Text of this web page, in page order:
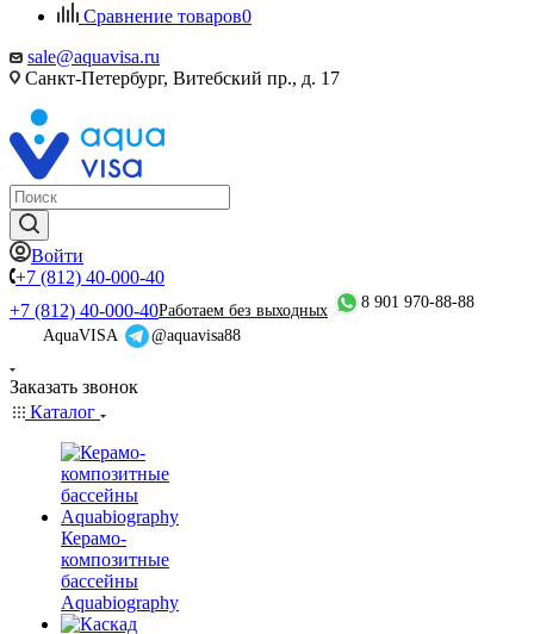
Сравнение товаров0
sale@aquavisa.ru
Санкт-Петербург, Витебский пр., д. 17
Войти
+7 (812) 40-000-40
+7 (812) 40-000-40Работаем без выходных
8 901 970-88-88
AquaVISA
@aquavisa88
Заказать звонок
Каталог
Керамо-
композитные
бассейны
Aquabiography